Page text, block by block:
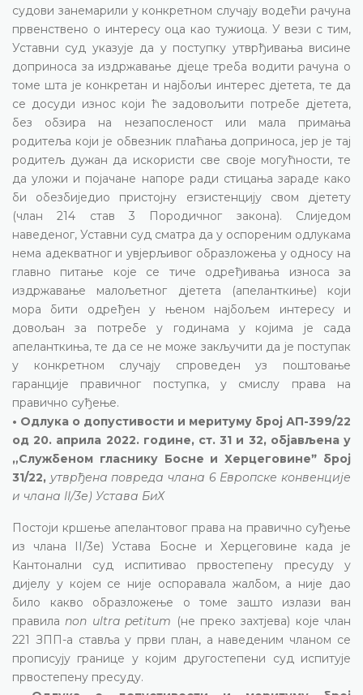
судови занемарили у конкретном случају водећи рачуна
првенствено о интересу оца као тужиоца. У вези с тим,
Уставни суд указује да у поступку утврђивања висине
доприноса за издржавање дјеце треба водити рачуна о
томе шта је конкретан и најбољи интерес дјетета, те да
се досуди износ који ће задовољити потребе дјетета,
без обзира на незапосленост или мала примања
родитеља који је обвезник плаћања доприноса, јер је тај
родитељ дужан да искористи све своје могућности, те
да уложи и појачане напоре ради стицања зараде како
би обезбиједио пристојну егзистенцију свом дјетету
(члан 214 став 3 Породичног закона). Слиједом
наведеног, Уставни суд сматра да у оспореним одлукама
нема адекватног и увјерљивог образложења у односу на
главно питање које се тиче одређивања износа за
издржавање малољетног дјетета (апеланткиње) који
мора бити одређен у њеном најбољем интересу и
довољан за потребе у годинама у којима је сада
апеланткиња, те да се не може закључити да је поступак
у конкретном случају спроведен уз поштовање
гаранције правичног поступка, у смислу права на
правично суђење.
• Одлука о допустивости и меритуму број АП-399/22
од 20. априла 2022. године, ст. 31 и 32, објављена у
„Службеном гласнику Босне и Херцеговинеˮ број
31/22, утврђена повреда члана 6 Европске конвенције
и члана II/3е) Устава БиХ
Постоји кршење апелантовог права на правично суђење
из члана II/3е) Устава Босне и Херцеговине када је
Кантонални суд испитивао првостепену пресуду у
дијелу у којем се није оспоравала жалбом, а није дао
било какво образложење о томе зашто излази ван
правилаnon ultra petitum (не преко захтјева) које члан
221 ЗПП-а ставља у први план, а наведеним чланом се
прописују границе у којим другостепени суд испитује
првостепену пресуду.